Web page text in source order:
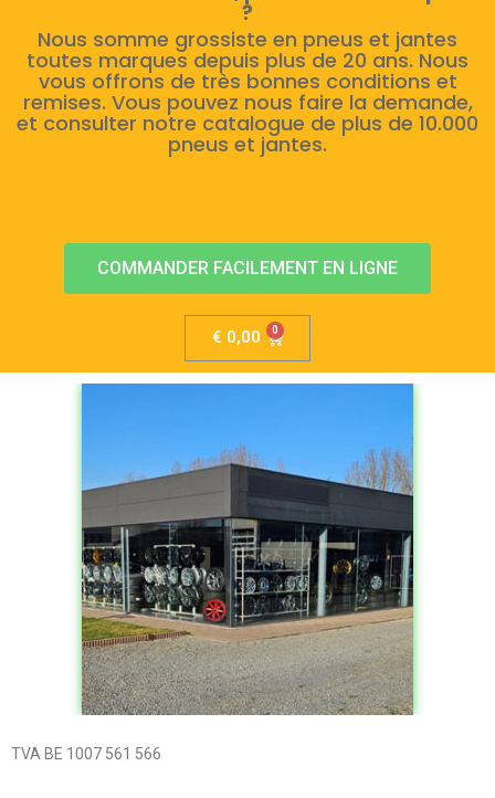
?
Nous somme grossiste en pneus et jantes
toutes marques depuis plus de 20 ans. Nous
vous offrons de très bonnes conditions et
remises. Vous pouvez nous faire la demande,
et consulter notre catalogue de plus de 10.000
pneus et jantes.
COMMANDER FACILEMENT EN LIGNE
€ 0,00
TVA BE 1007 561 566